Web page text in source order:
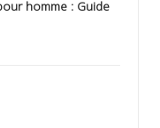
homme : Guide